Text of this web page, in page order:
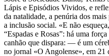
Lápis e Episódios Vividos, e
da natalidade, a penúria dos
a inclusão social. «E não
“Espadas e Rosas”: há uma
canhão que dispara: — é um
no jornal «O Angolense», em 21